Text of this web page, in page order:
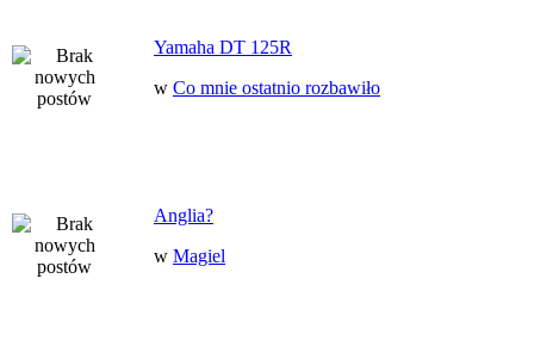
Yamaha DT 125R
w Co mnie ostatnio rozbawiło
Anglia?
w Magiel